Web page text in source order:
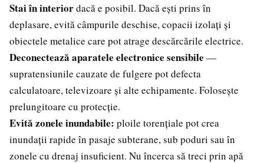
Stai în interiordacă e posibil. Dacă ești prins în
deplasare, evită câmpurile deschise, copacii izolați și
obiectele metalice care pot atrage descărcările electrice.
Deconectează aparatele electronice sensibile —
supratensiunile cauzate de fulgere pot defecta
calculatoare, televizoare și alte echipamente. Folosește
prelungitoare cu protecție.
Evită zonele inundabile: ploile torențiale pot crea
inundații rapide în pasaje subterane, sub poduri sau în
zonele cu drenaj insuficient. Nu încerca să treci prin apă